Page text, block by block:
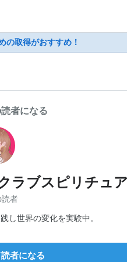
の取得がおすすめ！
者になる
ラブスピリチュ
者
し世界の変化を実験中。
者になる